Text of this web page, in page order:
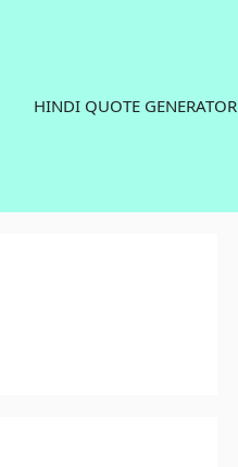
HINDI QUOTE GENERATOR